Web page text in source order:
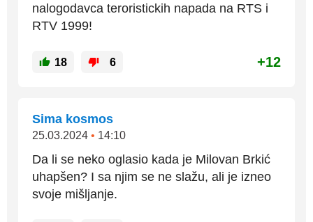
nalogodavca teroristickih napada na RTS i
RTV 1999!
18 6 +12
Sima kosmos
25.03.2024 • 14:10
Da li se neko oglasio kada je Milovan Brkić
uhapšen? I sa njim se ne slažu, ali je izneo
svoje mišljanje.